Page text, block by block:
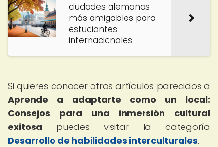
ciudades alemanas
más amigables para
estudiantes
internacionales
Si quieres conocer otros artículos parecidos a
Aprende a adaptarte como un local:
Consejos para una inmersión cultural
exitosa puedes visitar la categoría
Desarrollo de habilidades interculturales.